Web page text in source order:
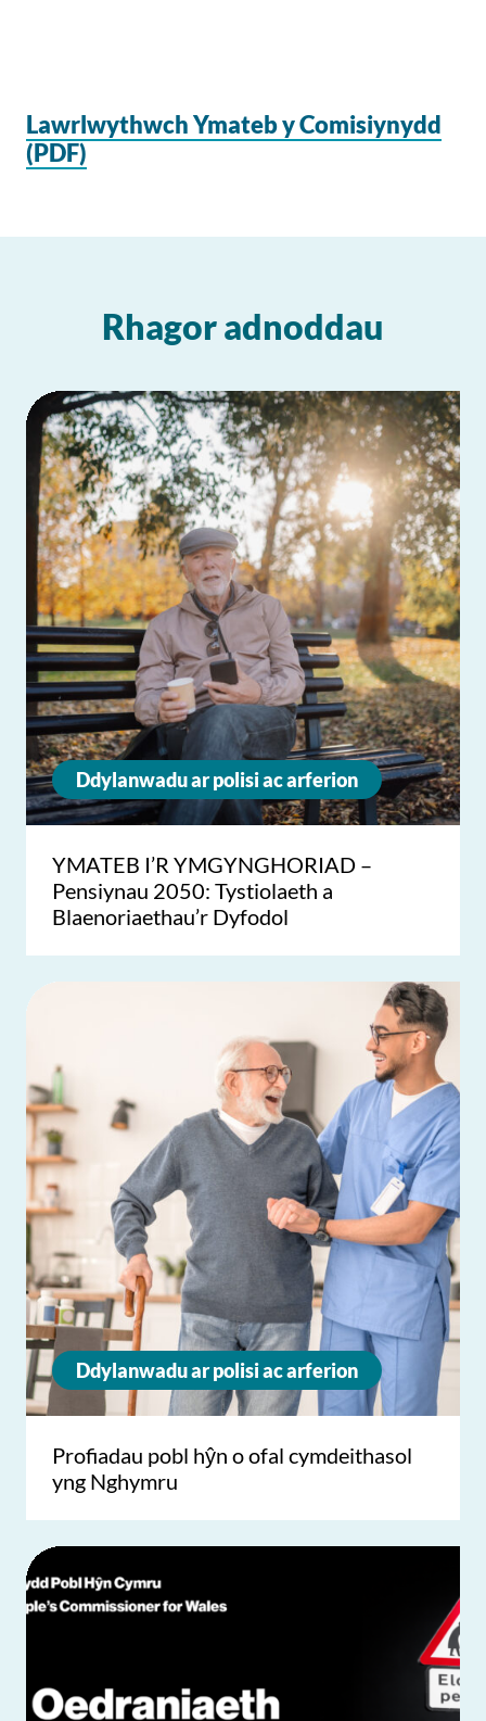
Lawrlwythwch Ymateb y Comisiynydd
(PDF)
Rhagor adnoddau
Ddylanwadu ar polisi ac arferion
YMATEB I’R YMGYNGHORIAD –
Pensiynau 2050: Tystiolaeth a
Blaenoriaethau’r Dyfodol
Ddylanwadu ar polisi ac arferion
Profiadau pobl hŷn o ofal cymdeithasol
yng Nghymru